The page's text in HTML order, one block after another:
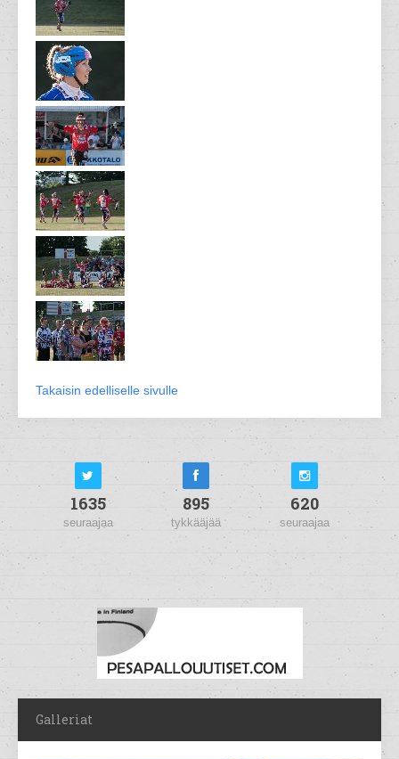
Takaisin edelliselle sivulle
1635
seuraajaa
895
tykkääjää
620
seuraajaa
Galleriat